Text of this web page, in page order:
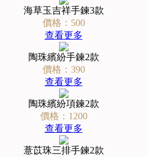
海草玉吉祥手鍊3款
價格：500
查看更多
陶珠繽紛手鍊2款
價格：390
查看更多
陶珠繽紛項鍊2款
價格：1200
查看更多
薏苡珠三排手鍊2款